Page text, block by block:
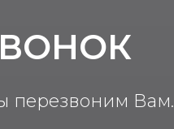
перезвоним Вам.